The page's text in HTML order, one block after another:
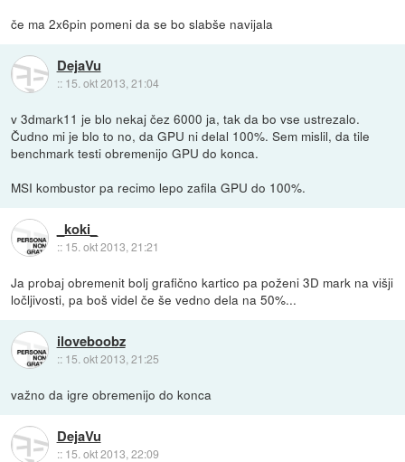
če ma 2x6pin pomeni da se bo slabše navijala
DejaVu
:: 15. okt 2013, 21:04
v 3dmark11 je blo nekaj čez 6000 ja, tak da bo vse ustrezalo.
Čudno mi je blo to no, da GPU ni delal 100%. Sem mislil, da tile
benchmark testi obremenijo GPU do konca.
MSI kombustor pa recimo lepo zafila GPU do 100%.
_koki_
:: 15. okt 2013, 21:21
Ja probaj obremenit bolj grafično kartico pa poženi 3D mark na višji
ločljivosti, pa boš videl če še vedno dela na 50%...
iloveboobz
:: 15. okt 2013, 21:25
važno da igre obremenijo do konca
DejaVu
:: 15. okt 2013, 22:09